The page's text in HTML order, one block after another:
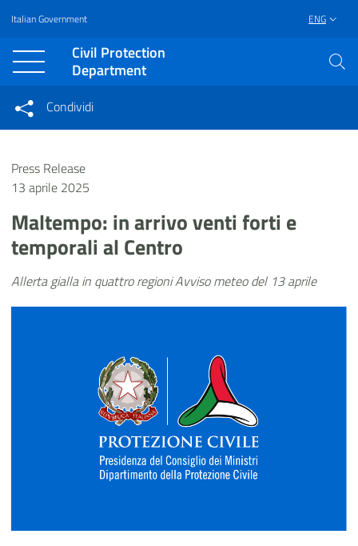
Vai al contenuto principale
Raggiungi il piè di pagina
Italian Government ENG
Civil Protection
Department
Condividi su Facebook
Condividi
Condividi sui social network
Press Release
13 aprile 2025
Maltempo: in arrivo venti forti e
temporali al Centro
Allerta gialla in quattro regioni Avviso meteo del 13 aprile